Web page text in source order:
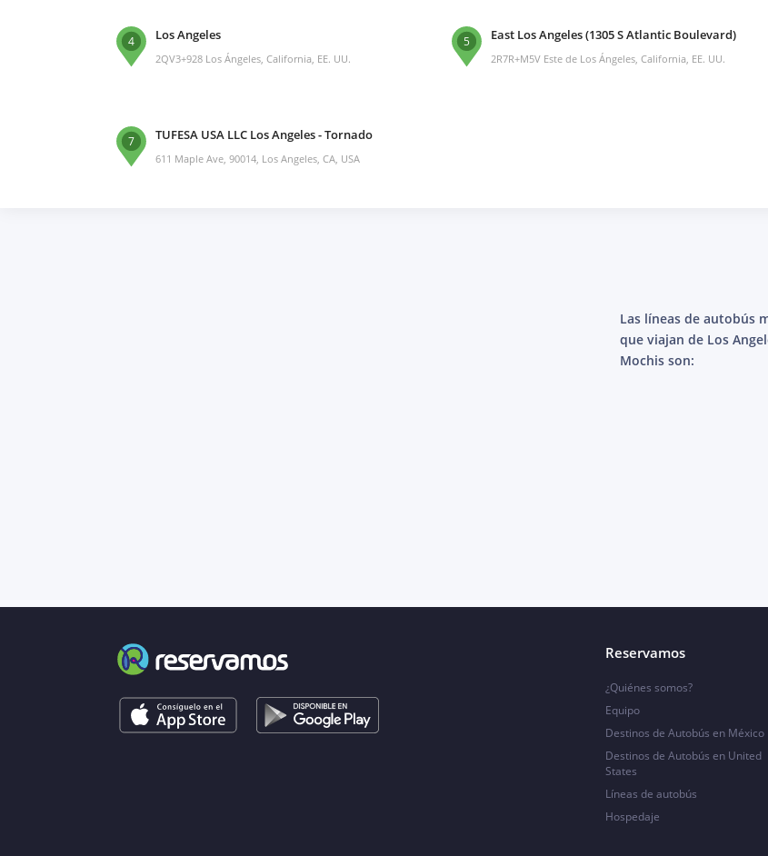
4 Los Angeles
2QV3+928 Los Ángeles, California, EE. UU.
5 East Los Angeles (1305 S Atlantic Boulevard)
2R7R+M5V Este de Los Ángeles, California, EE. UU.
7 TUFESA USA LLC Los Angeles - Tornado
611 Maple Ave, 90014, Los Angeles, CA, USA
Las líneas de autobús
que viajan de Los
Mochis son:
Reservamos
¿Quiénes somos?
Equipo
Destinos de Autobús en México
Destinos de Autobús en United
States
Líneas de autobús
Hospedaje